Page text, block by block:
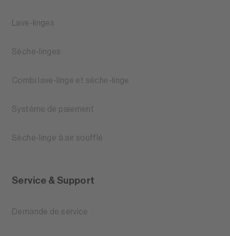
Lave-linges
Sèche-linges
Combi lave-linge et séche-linge
Système de paiement
Sèche-linge à air soufflé
Service & Support
Demande de service